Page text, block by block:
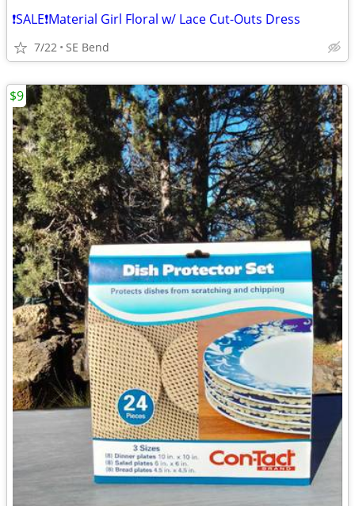
❗SALE❗Material Girl Floral w/ Lace Cut-Outs Dress
7/22 SE Bend
$9